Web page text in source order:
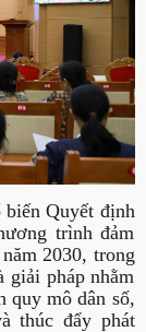
biến Quyết định
trình đảm
2030, trong
giải pháp nhằm
quy mô dân số,
thúc đẩy phát